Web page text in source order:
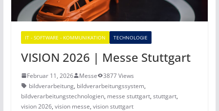
IT - SOFTWARE - KOMMUNIKATION TECHNOLOGIE
VISION 2026 | Messe Stuttgart
Februar 11, 2026 Messe
3877 Views
bildverarbeitung, bildverarbeitungssystem,
bildverarbeitungstechnologien, messe stuttgart, stuttgart,
vision 2026, vision messe, vision stuttgart